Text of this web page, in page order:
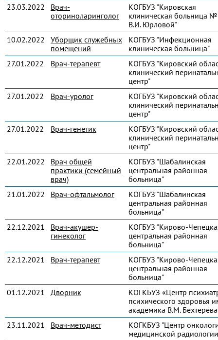
23.03.2022
Врач-
оториноларинголог
КОГБУЗ "Кировская
клиническая больница
В.И. Юрловой"
10.02.2022
Уборщик служебных
помещений
КОГБУЗ "Инфекционная
клиническая больница"
27.01.2022
Врач-терапевт
КОГБУЗ "Кировский
клинический
центр"
27.01.2022
Врач-уролог
КОГБУЗ "Кировский
клинический
центр"
27.01.2022
Врач-генетик
КОГБУЗ "Кировский
клинический
центр"
22.01.2022
Врач общей
практики (семейный
врач)
КОГБУЗ "Шабалинская
центральная районная
больница"
21.01.2022
Врач-офтальмолог
КОГБУЗ "Шабалинская
центральная районная
больница"
22.12.2021
Врач-акушер-
гинеколог
КОГБУЗ "Кирово-
центральная районная
больница"
22.12.2021
Врач-терапевт
КОГБУЗ "Кирово-
центральная районная
больница"
01.12.2021
Дворник
КОГКБУЗ «Центр
психического здоровья
академика В.М.
23.11.2021
Врач-методист
КОГКБУЗ "Центр
медицинской